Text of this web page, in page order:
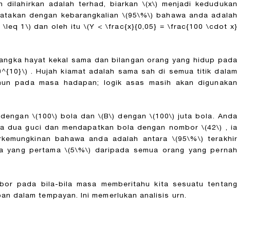
dilahirkan adalah terhad, biarkan\(x\)
menjadi kedudukan
dengan kebarangkalian \(95\%\)
bahawa anda adalah
\leq 1\) dan oleh itu \(Y < \frac{x}{0,05} = \frac{100 \cdot x}
hayat kekal sama dan bilangan orang yang hidup pada
. Hujah kiamat adalah sama sah di semua titik dalam
pada masa hadapan; logik asas masih akan digunakan
dengan \(100\) bola dan\(B\) dengan \(100\) juta bola. Anda
dua guci dan mendapatkan bola dengan nombor\(42\)
, ia
bahawa anda adalah antara\(95\%\)
terakhir
yang pertama\(5\%\)
daripada semua orang yang pernah
pada bila-bila masa memberitahu kita sesuatu tentang
dalam tempayan. Ini memerlukan analisis urn.